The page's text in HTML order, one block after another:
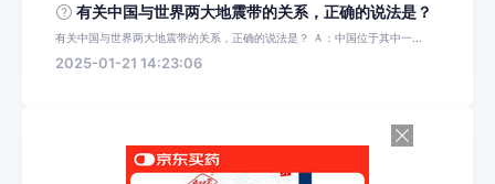
有关中国与世界两大地震带的关系，正确的说法是？
有关中国与世界两大地震带的关系，正确的说法是？ Ａ：中国位于其中一...
2025-01-21 14:23:06